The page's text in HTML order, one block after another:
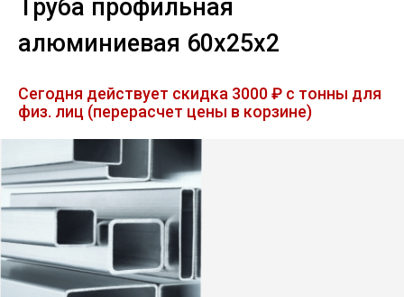
Труба
Лист
Уголок
Швеллер
Труба профильная
алюминиевая 60х25х2
Сегодня действует скидка 3000 ₽ с тонны для
физ. лиц (перерасчет цены в корзине)